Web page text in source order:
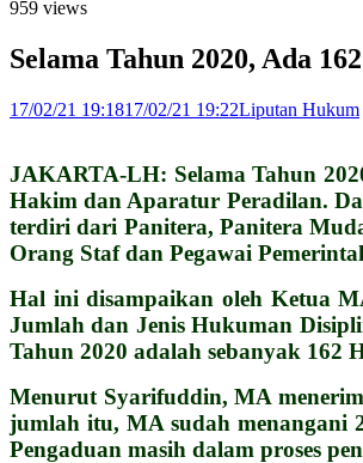
959 views
Selama Tahun 2020, Ada
17/02/21 19:1817/02/21 19:22Liputan Hukum
JAKARTA-LH: Selama Tahun
Hakim dan Aparatur Peradilan.
terdiri dari Panitera, Panitera
Orang Staf dan Pegawai
Hal ini disampaikan oleh Ketua
Jumlah dan Jenis Hukuman
Tahun 2020 adalah sebanyak 162
Menurut Syarifuddin, MA
jumlah itu, MA sudah menangani
Pengaduan masih dalam proses